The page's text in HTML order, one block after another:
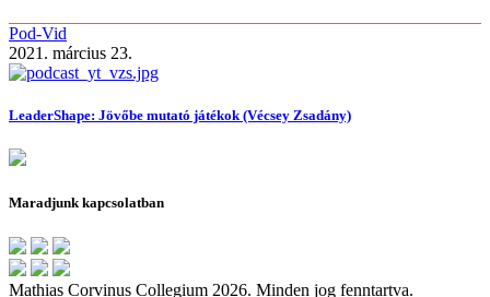
Pod-Vid
2021. március 23.
LeaderShape: Jövőbe mutató játékok (Vécsey Zsadány)
Maradjunk kapcsolatban
Mathias Corvinus Collegium 2026. Minden jog fenntartva.